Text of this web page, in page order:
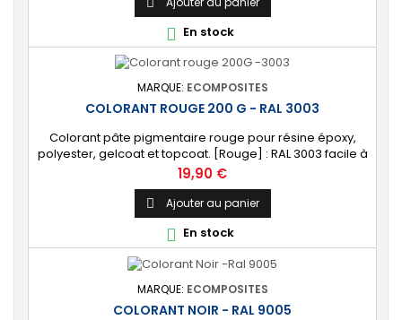
 En stock
MARQUE: ECOMPOSITES
COLORANT ROUGE 200 G - RAL 3003
Colorant pâte pigmentaire rouge pour résine époxy,
polyester, gelcoat et topcoat. [Rouge] : RAL 3003 facile à
mélanger.
Prix
19,90 €
 Ajouter au panier
 En stock
MARQUE: ECOMPOSITES
COLORANT NOIR - RAL 9005